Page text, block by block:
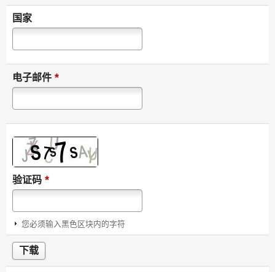
国家
电子邮件 *
验证码 *
您必须输入黑色区块内的字符